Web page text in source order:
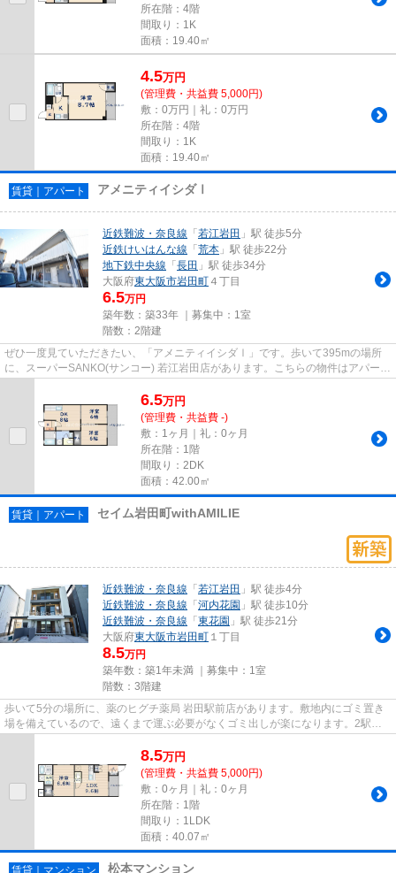
所在階：4階
間取り：1K
面積：19.40㎡
4.5万円
(管理費・共益費 5,000円)
敷：0万円｜礼：0万円
所在階：4階
間取り：1K
面積：19.40㎡
賃貸｜アパート アメニティイシダⅠ
近鉄難波・奈良線 「若江岩田 」駅 徒歩5分
近鉄けいはんな線 「荒本 」駅 徒歩22分
地下鉄中央線 「長田 」駅 徒歩34分
大阪府東大阪市岩田町 ４丁目
6.5万円
築年数：築33年 ｜募集中： 1室
階数：2階建
ぜひ一度見ていただきたい、「アメニティイシダⅠ」です。歩いて395mの場所
に、スーパーSANKO(サンコー) 若江岩田店があります。こちらの物件はアパート
です。駅まで平坦な場所で移動も...
6.5万円
(管理費・共益費 -)
敷：1ヶ月｜礼：0ヶ月
所在階：1階
間取り：2DK
面積：42.00㎡
賃貸｜アパート セイム岩田町withAMILIE
近鉄難波・奈良線 「若江岩田 」駅 徒歩4分
近鉄難波・奈良線 「河内花園 」駅 徒歩10分
近鉄難波・奈良線 「東花園 」駅 徒歩21分
大阪府東大阪市岩田町 １丁目
8.5万円
築年数：築1年未満 ｜募集中： 1室
階数：3階建
歩いて5分の場所に、薬のヒグチ薬局 岩田駅前店があります。敷地内にゴミ置き
場を備えているので、遠くまで運ぶ必要がなくゴミ出しが楽になります。2駅利
用できるアパートは電車での移...
8.5万円
(管理費・共益費 5,000円)
敷：0ヶ月｜礼：0ヶ月
所在階：1階
間取り：1LDK
面積：40.07㎡
賃貸｜マンション 松本マンション